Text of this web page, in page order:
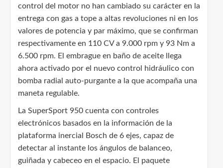
control del motor no han cambiado su carácter en la
entrega con gas a tope a altas revoluciones ni en los
valores de potencia y par máximo, que se confirman
respectivamente en 110 CV a 9.000 rpm y 93 Nm a
6.500 rpm. El embrague en baño de aceite llega
ahora activado por el nuevo control hidráulico con
bomba radial auto-purgante a la que acompaña una
maneta regulable.
La SuperSport 950 cuenta con controles
electrónicos basados en la información de la
plataforma inercial Bosch de 6 ejes, capaz de
detectar al instante los ángulos de balanceo,
guiñada y cabeceo en el espacio. El paquete